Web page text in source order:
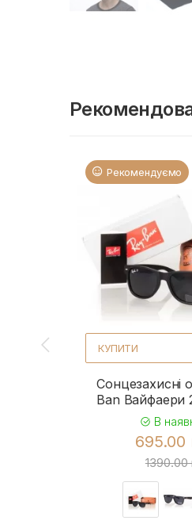
Рекомендуємо
КУПИТИ
Сонцезахисні
Ban Вайфаери
В
695.00
1390.00